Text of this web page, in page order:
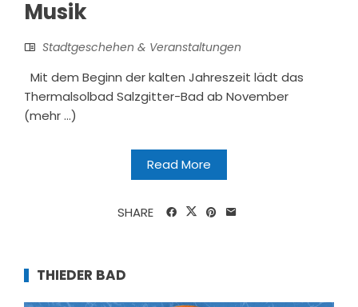
Musik
Stadtgeschehen & Veranstaltungen
Mit dem Beginn der kalten Jahreszeit lädt das
Thermalsolbad Salzgitter-Bad ab November
(mehr …)
Read More
SHARE
THIEDER BAD